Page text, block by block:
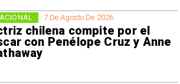
7 De Agosto De 2026
chilena compite por el
con Penélope Cruz y Anne